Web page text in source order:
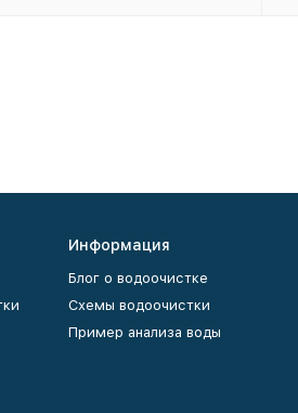
Информация
Блог о водоочистке
Схемы водоочистки
Пример анализа воды